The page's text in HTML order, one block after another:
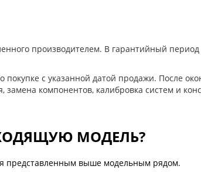
производителем. В гарантийный
с указанной датой продажи. После
компонентов, калибровка систем и
МОДЕЛЬ?
представленным выше модельным рядом.